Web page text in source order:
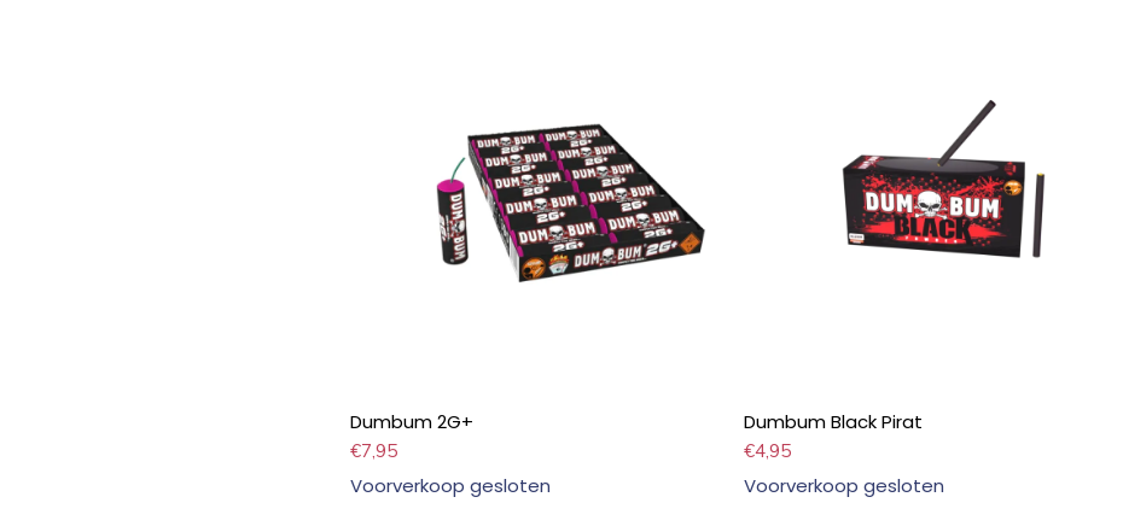
Dumbum 2G+
€7,95
Voorverkoop gesloten
Dumbum Black Pirat
€4,95
Voorverkoop gesloten